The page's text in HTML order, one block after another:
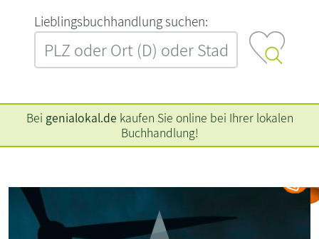
L‍i‍e‍b‍l‍i‍n‍g‍s‍b‍u‍c‍h‍h‍a‍n‍d‍l‍u‍n‍g‍ ‍s‍u‍c‍h‍e‍n‍:‍
Bei genialokal.de kaufen Sie online bei Ihrer lokalen
Buchhandlung!